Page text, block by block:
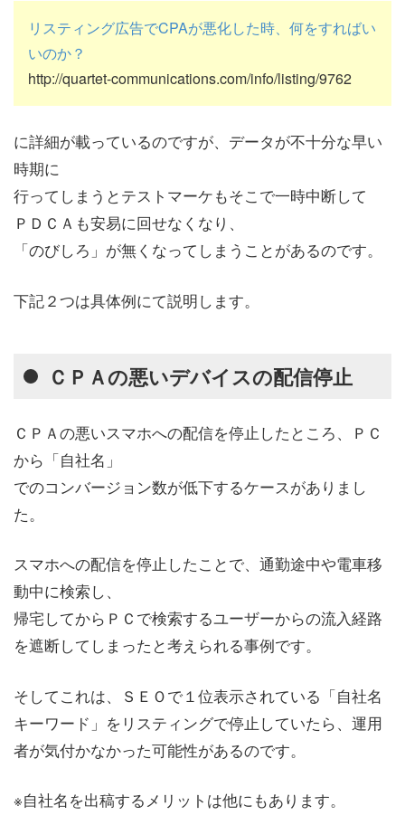
リスティング広告でCPAが悪化した時、何をすればい
いのか？
http://quartet-communications.com/info/listing/9762
に詳細が載っているのですが、データが不十分な早い
時期に
行ってしまうとテストマーケもそこで一時中断して
ＰＤＣＡも安易に回せなくなり、
「のびしろ」が無くなってしまうことがあるのです。
下記２つは具体例にて説明します。
ＣＰＡの悪いデバイスの配信停止
ＣＰＡの悪いスマホへの配信を停止したところ、ＰＣ
から「自社名」
でのコンバージョン数が低下するケースがありまし
た。
スマホへの配信を停止したことで、通勤途中や電車移
動中に検索し、
帰宅してからＰＣで検索するユーザーからの流入経路
を遮断してしまったと考えられる事例です。
そしてこれは、ＳＥＯで１位表示されている「自社名
キーワード」をリスティングで停止していたら、運用
者が気付かなかった可能性があるのです。
※自社名を出稿するメリットは他にもあります。